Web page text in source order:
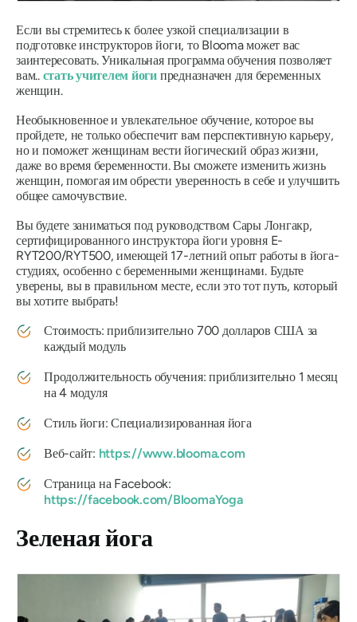
Если вы стремитесь к более узкой специализации в
подготовке инструкторов йоги, то Blooma может вас
заинтересовать. Уникальная программа обучения позволяет
вам.. стать учителем йоги предназначен для беременных
женщин.
Необыкновенное и увлекательное обучение, которое вы
пройдете, не только обеспечит вам перспективную карьеру,
но и поможет женщинам вести йогический образ жизни,
даже во время беременности. Вы сможете изменить жизнь
женщин, помогая им обрести уверенность в себе и улучшить
общее самочувствие.
Вы будете заниматься под руководством Сары Лонгакр,
сертифицированного инструктора йоги уровня E-
RYT200/RYT500, имеющей 17-летний опыт работы в йога-
студиях, особенно с беременными женщинами. Будьте
уверены, вы в правильном месте, если это тот путь, который
вы хотите выбрать!
Стоимость: приблизительно 700 долларов США за
каждый модуль
Продолжительность обучения: приблизительно 1 месяц
на 4 модуля
Стиль йоги: Специализированная йога
Веб-сайт: https://www.blooma.com
Страница на Facebook:
https://facebook.com/BloomaYoga
Зеленая йога